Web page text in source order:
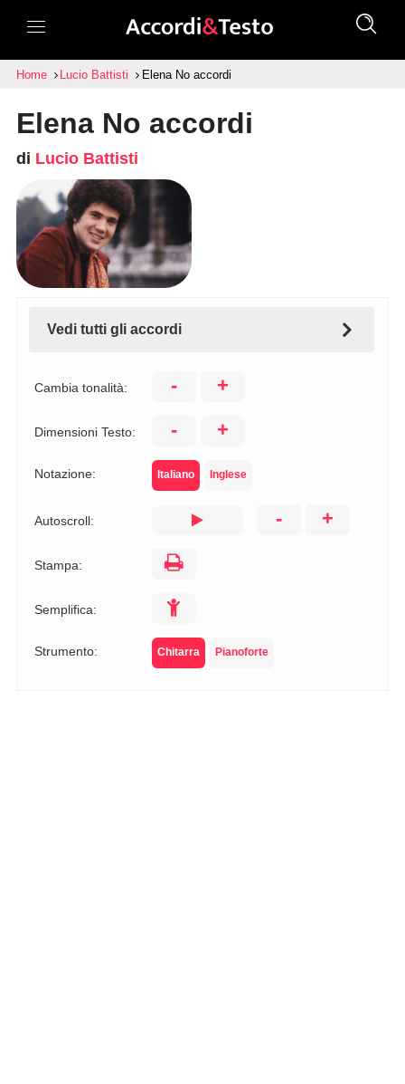
Home Lucio Battisti Elena No accordi
Elena No accordi
di Lucio Battisti
Vedi tutti gli accordi
Cambia tonalità: - +
Dimensioni Testo: - +
Notazione: Italiano Inglese
Autoscroll: - +
Stampa:
Semplifica:
Strumento: Chitarra Pianoforte